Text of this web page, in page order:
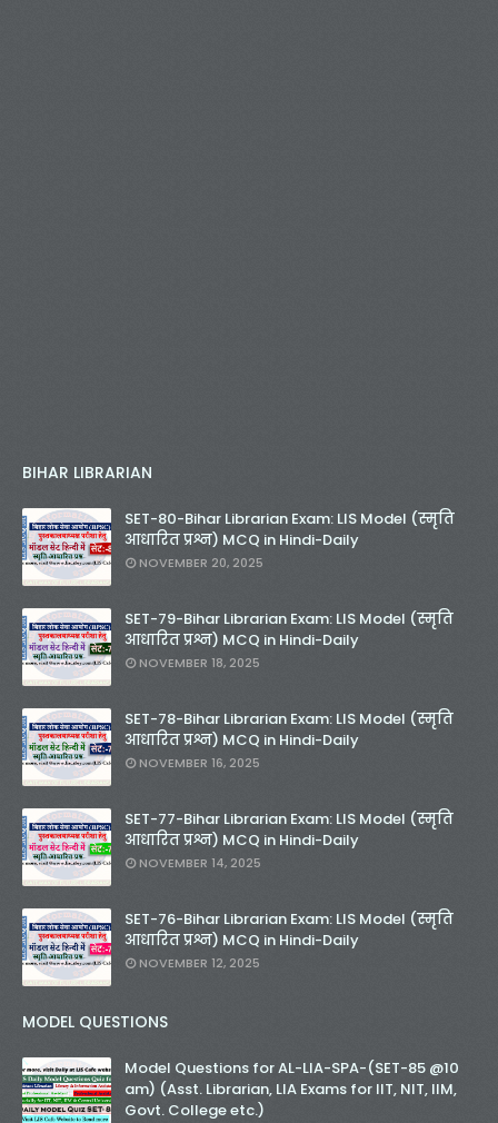
BIHAR LIBRARIAN
SET-80-Bihar Librarian Exam: LIS Model (स्मृति
आधारित प्रश्न) MCQ in Hindi-Daily
NOVEMBER 20, 2025
SET-79-Bihar Librarian Exam: LIS Model (स्मृति
आधारित प्रश्न) MCQ in Hindi-Daily
NOVEMBER 18, 2025
SET-78-Bihar Librarian Exam: LIS Model (स्मृति
आधारित प्रश्न) MCQ in Hindi-Daily
NOVEMBER 16, 2025
SET-77-Bihar Librarian Exam: LIS Model (स्मृति
आधारित प्रश्न) MCQ in Hindi-Daily
NOVEMBER 14, 2025
SET-76-Bihar Librarian Exam: LIS Model (स्मृति
आधारित प्रश्न) MCQ in Hindi-Daily
NOVEMBER 12, 2025
MODEL QUESTIONS
Model Questions for AL-LIA-SPA-(SET-85 @10
am) (Asst. Librarian, LIA Exams for IIT, NIT, IIM,
Govt. College etc.)